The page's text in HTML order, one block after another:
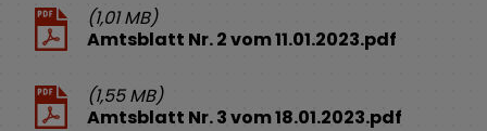
(1,01 MB)
Amtsblatt Nr. 2 vom 11.01.2023.pdf
(1,55 MB)
Amtsblatt Nr. 3 vom 18.01.2023.pdf